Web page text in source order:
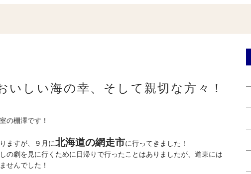
いしい海の幸、そして親切な方々！
の棚澤です！
ますが、９月に北海道の網走市に行ってきました！
の劇を見に行くために日帰りで行ったことはありましたが、道東には
せんでした！